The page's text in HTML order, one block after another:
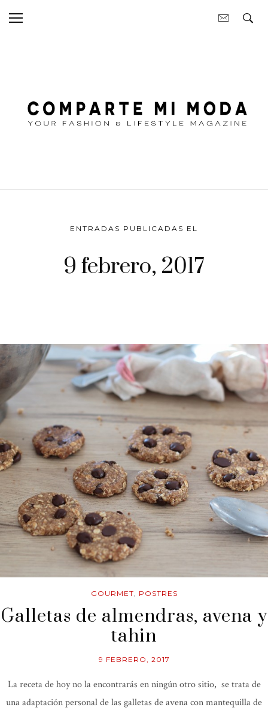
ENTRADAS PUBLICADAS EL
9 febrero, 2017
GOURMET, POSTRES
Galletas de almendras, avena y
tahin
9 FEBRERO, 2017
La receta de hoy no la encontrarás en ningún otro sitio, se trata de
una adaptación personal de las galletas de avena con mantequilla de